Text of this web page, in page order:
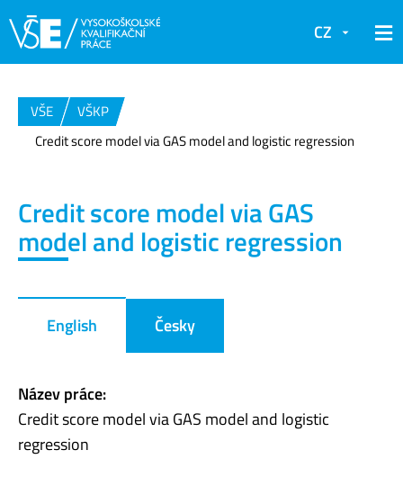
CZ
VŠE
VŠKP
Credit score model via GAS model and logistic regression
Credit score model via GAS
model and logistic regression
English Česky
Název práce:
Credit score model via GAS model and logistic
regression